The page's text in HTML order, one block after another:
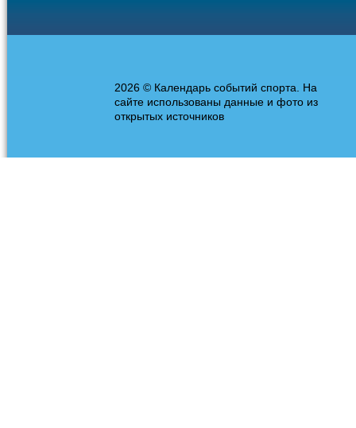
2026 © Календарь событий спорта. На
сайте использованы данные и фото из
открытых источников